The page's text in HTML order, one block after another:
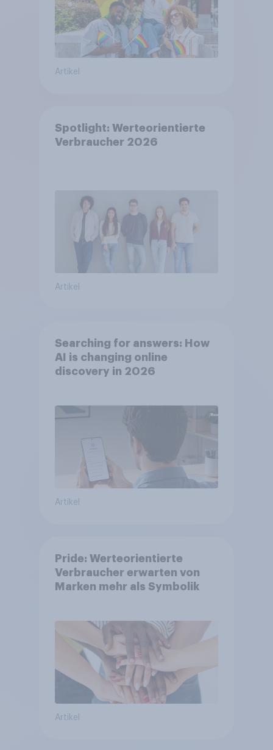
Artikel
Spotlight: Werteorientierte
Verbraucher 2026
Artikel
Searching for answers: How
AI is changing online
discovery in 2026
Artikel
Pride: Werteorientierte
Verbraucher erwarten von
Marken mehr als Symbolik
Artikel